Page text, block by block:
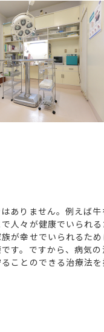
ありません。例えば牛
人々が健康でいられる
が幸せでいられるため
す。ですから、病気の
ことのできる治療法